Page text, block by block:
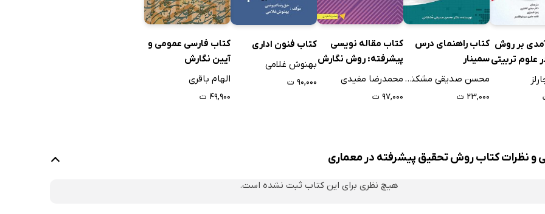
بر روش
علوم تربیتی
کتاب راهنمای درس
سمینار
محسن صدیقی مشکنانی
۲۳,۰۰۰ ت
کتاب مقاله نویسی
پیشرفته: روش نگارش
مقالات علمی -
محمدرضا مفیدی
۹۷,۰۰۰ ت
کتاب فنون اداری
بهنوش غلامی
۹۰,۰۰۰ ت
کتاب فارسی عمومی و
آیین نگارش
الهام باقری
۴۹,۹۰۰ ت
و نظرات کتاب روش تحقیق پیشرفته در معماری
هیچ نظری برای این کتاب ثبت نشده است.